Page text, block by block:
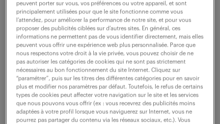
Puteaux (92) intérim
10 mois
50 000 - 51 000 € / an
Quelles ambitions souhaitez-vous concrétiser en tant
que Responsable d'organisation (assurances) (F/H) ?
Pour le compte de notre client, nous recherchons un
professionnel chargé de superviser et de...
voir l'offre
peuvent porter sur vous, vos préférences ou votre appareil, et sont
principalement utilisées pour que le site fonctionne comme vous
l’attendez, pour améliorer la performance de notre site, et pour vous
proposer des publicités ciblées sur d’autres sites. En général, ces
informations ne permettent pas de vous identifier directement, mais elles
peuvent vous offrir une expérience web plus personnalisée. Parce que
nous respectons votre droit à la vie privée, vous pouvez choisir de ne
pas autoriser les catégories de cookies qui ne sont pas strictement
nécessaires au bon fonctionnement du site Internet. Cliquez sur
“paramétrer”, puis sur les titres des différentes catégories pour en savoir
plus et modifier nos paramètres par défaut. Toutefois, le refus de certains
types de cookies peut affecter votre navigation sur le site et les services
que nous pouvons vous offrir (ex : vous recevrez des publicités moins
adaptées à votre profil lorsque vous naviguerez sur Internet, vous ne
pourrez pas partager du contenu via les réseaux sociaux, etc.). Vous